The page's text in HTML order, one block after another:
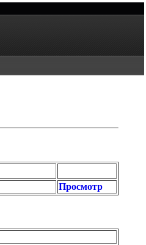
Просмотр